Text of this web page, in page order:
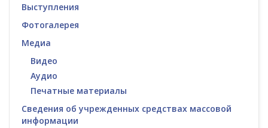
Выступления
Фотогалерея
Медиа
Видео
Аудио
Печатные материалы
Сведения об учрежденных средствах массовой
информации